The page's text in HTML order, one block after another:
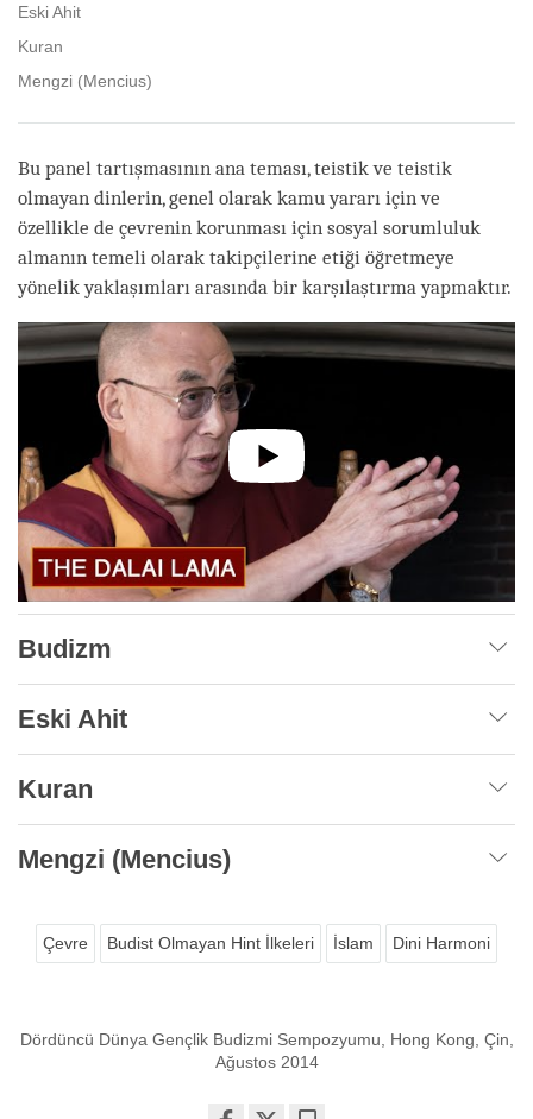
Eski Ahit
Kuran
Mengzi (Mencius)
Bu panel tartışmasının ana teması, teistik ve teistik
olmayan dinlerin, genel olarak kamu yararı için ve
özellikle de çevrenin korunması için sosyal sorumluluk
almanın temeli olarak takipçilerine etiği öğretmeye
yönelik yaklaşımları arasında bir karşılaştırma yapmaktır.
Budizm
Eski Ahit
Kuran
Mengzi (Mencius)
Çevre Budist Olmayan Hint İlkeleri İslam Dini Harmoni
Dördüncü Dünya Gençlik Budizmi Sempozyumu, Hong Kong, Çin,
Ağustos 2014